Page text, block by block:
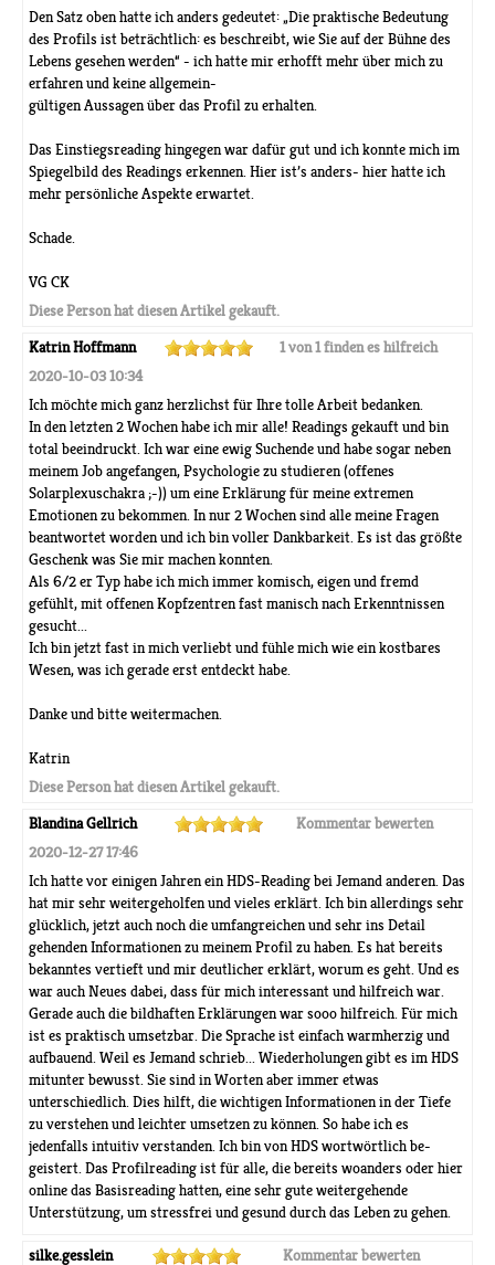
Den Satz oben hatte ich anders gedeutet: „Die praktische Bedeutung
des Profils ist beträchtlich: es beschreibt, wie Sie auf der Bühne des
Lebens gesehen werden“ - ich hatte mir erhofft mehr über mich zu
erfahren und keine allgemein-
gültigen Aussagen über das Profil zu erhalten.
Das Einstiegsreading hingegen war dafür gut und ich konnte mich im
Spiegelbild des Readings erkennen. Hier ist’s anders- hier hatte ich
mehr persönliche Aspekte erwartet.
Schade.
VG CK
Diese Person hat diesen Artikel gekauft.
Katrin Hoffmann
1 von 1 finden es hilfreich
2020-10-03 10:34
Ich möchte mich ganz herzlichst für Ihre tolle Arbeit bedanken.
In den letzten 2 Wochen habe ich mir alle! Readings gekauft und bin
total beeindruckt. Ich war eine ewig Suchende und habe sogar neben
meinem Job angefangen, Psychologie zu studieren (offenes
Solarplexuschakra ;-)) um eine Erklärung für meine extremen
Emotionen zu bekommen. In nur 2 Wochen sind alle meine Fragen
beantwortet worden und ich bin voller Dankbarkeit. Es ist das größte
Geschenk was Sie mir machen konnten.
Als 6/2 er Typ habe ich mich immer komisch, eigen und fremd
gefühlt, mit offenen Kopfzentren fast manisch nach Erkenntnissen
gesucht...
Ich bin jetzt fast in mich verliebt und fühle mich wie ein kostbares
Wesen, was ich gerade erst entdeckt habe.
Danke und bitte weitermachen.
Katrin
Diese Person hat diesen Artikel gekauft.
Blandina Gellrich
Kommentar bewerten
2020-12-27 17:46
Ich hatte vor einigen Jahren ein HDS-Reading bei Jemand anderen. Das
hat mir sehr weitergeholfen und vieles erklärt. Ich bin allerdings sehr
glücklich, jetzt auch noch die umfangreichen und sehr ins Detail
gehenden Informationen zu meinem Profil zu haben. Es hat bereits
bekanntes vertieft und mir deutlicher erklärt, worum es geht. Und es
war auch Neues dabei, dass für mich interessant und hilfreich war.
Gerade auch die bildhaften Erklärungen war sooo hilfreich. Für mich
ist es praktisch umsetzbar. Die Sprache ist einfach warmherzig und
aufbauend. Weil es Jemand schrieb... Wiederholungen gibt es im HDS
mitunter bewusst. Sie sind in Worten aber immer etwas
unterschiedlich. Dies hilft, die wichtigen Informationen in der Tiefe
zu verstehen und leichter umsetzen zu können. So habe ich es
jedenfalls intuitiv verstanden. Ich bin von HDS wortwörtlich be-
geistert. Das Profilreading ist für alle, die bereits woanders oder hier
online das Basisreading hatten, eine sehr gute weitergehende
Unterstützung, um stressfrei und gesund durch das Leben zu gehen.
silke.gesslein Kommentar bewerten